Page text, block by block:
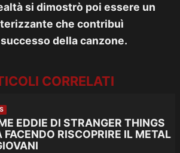
si dimostrò poi essere un
che contribuì
della canzone.
CORRELATI
EDDIE DI STRANGER THINGS
FACENDO RISCOPRIRE IL METAL